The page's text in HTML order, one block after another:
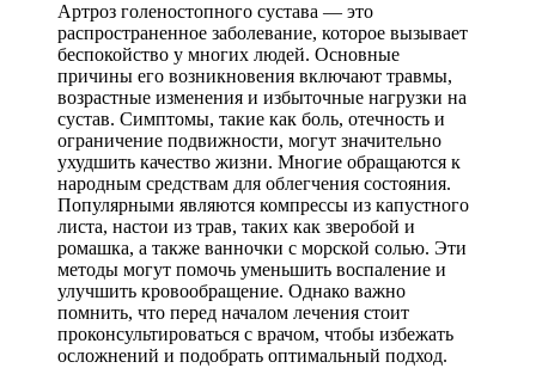
Артроз голеностопного сустава — это
распространенное заболевание, которое вызывает
беспокойство у многих людей. Основные
причины его возникновения включают травмы,
возрастные изменения и избыточные нагрузки на
сустав. Симптомы, такие как боль, отечность и
ограничение подвижности, могут значительно
ухудшить качество жизни. Многие обращаются к
народным средствам для облегчения состояния.
Популярными являются компрессы из капустного
листа, настои из трав, таких как зверобой и
ромашка, а также ванночки с морской солью. Эти
методы могут помочь уменьшить воспаление и
улучшить кровообращение. Однако важно
помнить, что перед началом лечения стоит
проконсультироваться с врачом, чтобы избежать
осложнений и подобрать оптимальный подход.